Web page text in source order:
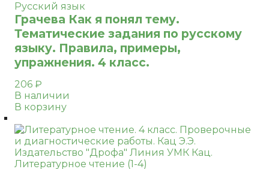
Русский язык
Грачева Как я понял тему.
Тематические задания по русскому
языку. Правила, примеры,
упражнения. 4 класс.
206 ₽
В наличии
В корзину